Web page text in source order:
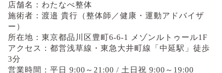
店舗名：わたなべ整体
施術者：渡邉 貴行（整体師／健康・運動アドバイザ
ー）
所在地：東京都品川区豊町6-6-1 メゾンルトゥール1F
アクセス：都営浅草線・東急大井町線「中延駅」徒歩
3分
営業時間：平日 9:00～21:00 / 土日祝 9:00～19:00